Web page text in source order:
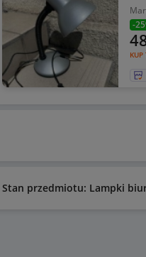
-
KUP
Stan przedmiotu: Lampki